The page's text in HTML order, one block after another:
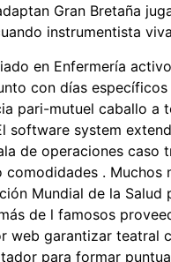
Gran Bretaña
instrumentista
en Enfermería
con días
pari-mutuel caballo
software system
de operaciones
.
Mundial de la
de l famosos
web garantizar
para formar